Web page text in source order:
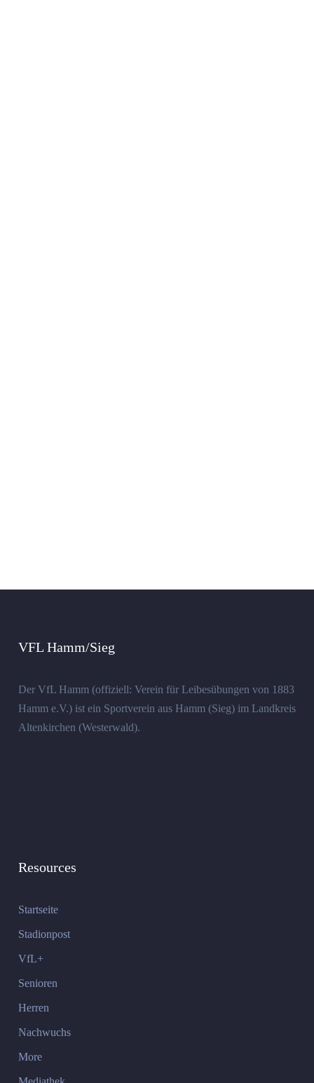
VFL Hamm/Sieg
Der VfL Hamm (offiziell: Verein für Leibesübungen von 1883
Hamm e.V.) ist ein Sportverein aus Hamm (Sieg) im Landkreis
Altenkirchen (Westerwald).
Resources
Startseite
Stadionpost
VfL+
Senioren
Herren
Nachwuchs
More